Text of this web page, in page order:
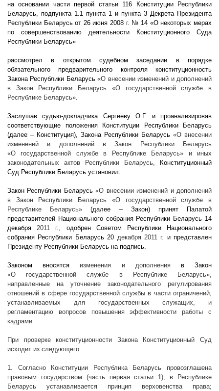
на основании части первой статьи 116 Конституции Республики
Беларусь, подпункта 1.1 пункта 1 и пункта 3 Декрета Президента
Республики Беларусь от 26 июня 2008 г. № 14 «О некоторых мерах
по совершенствованию деятельности Конституционного Суда
Республики Беларусь»
рассмотрел в открытом судебном заседании в порядке
обязательного предварительного контроля конституционность
Закона Республики Беларусь«О внесении изменений и дополнений
в Закон Республики Беларусь «О государственной службе в
Республике Беларусь».
Заслушав судью-докладчика Сергееву О.Г. и проанализировав
соответствующие положения Конституции Республики Беларусь
(далее – Конституция), Закона Республики Беларусь «О внесении
изменений и дополнений в Закон Республики Беларусь
«О государственной службе в Республике Беларусь» и иных
законодательных актов Республики Беларусь,
Конституционный
Суд Республики Беларусь установил:
Закон Республики Беларусь«О внесении изменений и дополнений
в Закон Республики Беларусь «О государственной службе в
Республике Беларусь» (далее – Закон) принят Палатой
представителей Национального собрания Республики Беларусь 14
декабря2011 г., одобрен Советом Республики Национального
собрания Республики Беларусь 20 декабря 2011 г. и представлен
Президенту Республики Беларусь на подпись.
Законом вносятся изменения и дополнения в Закон
«О государственной службе в Республике Беларусь»,
направленные на уточнение законодательного регулирования
отношений в сфере государственной службы в части ограничений,
устанавливаемых для государственных служащих, и
регламентацию вопросов повышения эффективности работы с
кадрами.
При проверке конституционности Закона Конституционный Суд
исходит из следующего.
1. Согласно Конституции Республика Беларусь провозглашена
правовым государством (часть первая статьи 1); в Республике
Беларусь устанавливается принцип верховенства права;